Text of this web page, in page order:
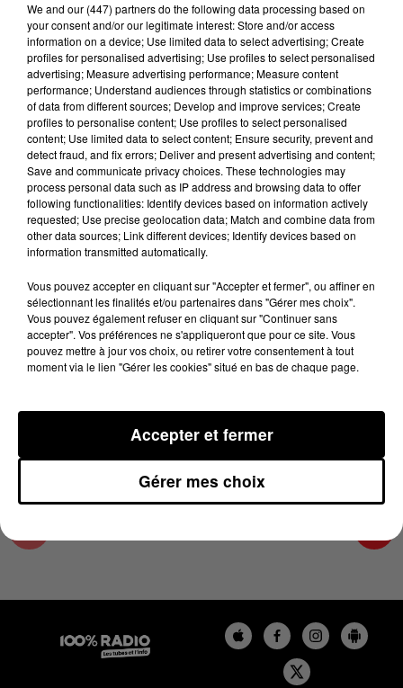
Lecture (4 min 20 sec)
100%
100% Radio les infos du Tarn et Garonne
12 décembre 2023 - 4 min 20 sec
LES INFOS DU TARN ET GARONNE DU
12/12/2023 À 09H01
Podcasts infos du Tarn et Garonne
We and our (447) partnersdo the following data processing based on
your consent and/or our legitimate interest: Store and/or access
information on a device; Use limited data to select advertising; Create
profiles for personalised advertising; Use profiles to select personalised
advertising; Measure advertising performance; Measure content
performance; Understand audiences through statistics or combinations
of data from different sources; Develop and improve services; Create
profiles to personalise content; Use profiles to select personalised
content; Use limited data to select content; Ensure security, prevent and
detect fraud, and fix errors; Deliver and present advertising and content;
Save and communicate privacy choices. These technologies may
process personal data such as IP address and browsing data to offer
following functionalities: Identify devices based on information actively
requested; Use precise geolocation data; Match and combine data from
other data sources; Link different devices; Identify devices based on
information transmitted automatically.
Vous pouvez accepter en cliquant sur "Accepter et fermer", ou affiner en
sélectionnant les finalités et/ou partenaires dans "Gérer mes choix".
Vous pouvez également refuser en cliquant sur "Continuer sans
accepter". Vos préférences ne s'appliqueront que pour ce site. Vous
pouvez mettre à jour vos choix, ou retirer votre consentement à tout
moment via le lien "Gérer les cookies" situé en bas de chaque page.
Gérer mes choix
Accepter et fermer